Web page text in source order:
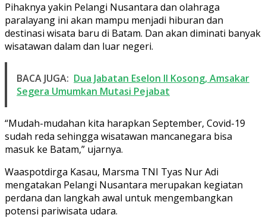
Pihaknya yakin Pelangi Nusantara dan olahraga
paralayang ini akan mampu menjadi hiburan dan
destinasi wisata baru di Batam. Dan akan diminati banyak
wisatawan dalam dan luar negeri.
BACA JUGA: Dua Jabatan Eselon II Kosong, Amsakar
Segera Umumkan Mutasi Pejabat
“Mudah-mudahan kita harapkan September, Covid-19
sudah reda sehingga wisatawan mancanegara bisa
masuk ke Batam,” ujarnya.
Waaspotdirga Kasau, Marsma TNI Tyas Nur Adi
mengatakan Pelangi Nusantara merupakan kegiatan
perdana dan langkah awal untuk mengembangkan
potensi pariwisata udara.